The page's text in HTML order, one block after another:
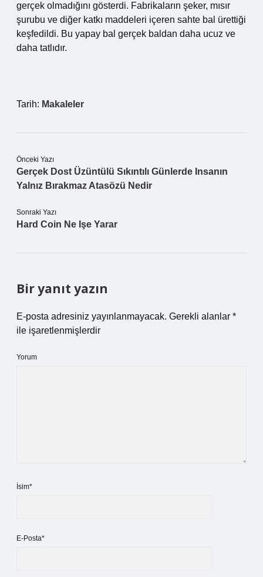
gerçek olmadığını gösterdi. Fabrikaların şeker, mısır
şurubu ve diğer katkı maddeleri içeren sahte bal ürettiği
keşfedildi. Bu yapay bal gerçek baldan daha ucuz ve
daha tatlıdır.
Tarih: Makaleler
Önceki Yazı
Gerçek Dost Üzüntülü Sıkıntılı Günlerde Insanın
Yalnız Bırakmaz Atasözü Nedir
Sonraki Yazı
Hard Coin Ne Işe Yarar
Bir yanıt yazın
E-posta adresiniz yayınlanmayacak. Gerekli alanlar *
ile işaretlenmişlerdir
Yorum
İsim*
E-Posta*